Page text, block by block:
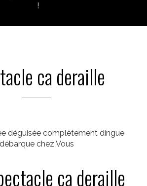
!
ca deraille
déguisée complètement dingue
débarque chez Vous
ca deraille